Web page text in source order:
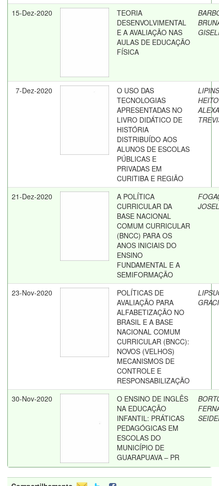
15-Dez-2020
TEORIA
DESENVOLVIMENTAL
E A AVALIAÇÃO NAS
AULAS DE EDUCAÇÃO
FÍSICA
7-Dez-2020
O USO DAS
TECNOLOGIAS
APRESENTADAS NO
LIVRO DIDÁTICO DE
HISTÓRIA
DISTRIBUÍDO AOS
ALUNOS DE ESCOLAS
PÚBLICAS E
PRIVADAS EM
CURITIBA E REGIÃO
21-Dez-2020
A POLÍTICA
CURRICULAR DA
BASE NACIONAL
COMUM CURRICULAR
(BNCC) PARA OS
ANOS INICIAIS DO
ENSINO
FUNDAMENTAL E A
SEMIFORMAÇÃO
23-Nov-2020
POLÍTICAS DE
AVALIAÇÃO PARA
ALFABETIZAÇÃO NO
BRASIL E A BASE
NACIONAL COMUM
CURRICULAR (BNCC):
NOVOS (VELHOS)
MECANISMOS DE
CONTROLE E
RESPONSABILIZAÇÃO
30-Nov-2020
O ENSINO DE INGLÊS
NA EDUCAÇÃO
INFANTIL: PRÁTICAS
PEDAGÓGICAS EM
ESCOLAS DO
MUNICÍPIO DE
GUARAPUAVA – PR